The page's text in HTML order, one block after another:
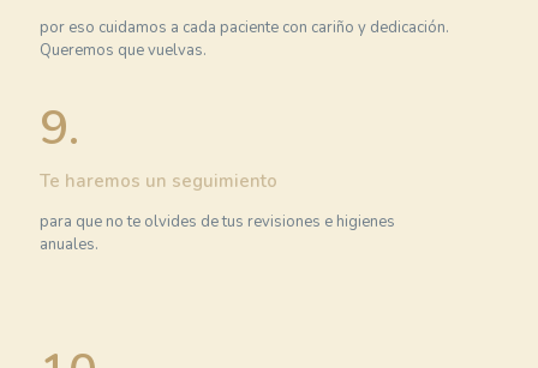
por eso cuidamos a cada paciente con cariño y dedicación.
Queremos que vuelvas.
9.
Te haremos un seguimiento
para que no te olvides de tus revisiones e higienes
anuales.